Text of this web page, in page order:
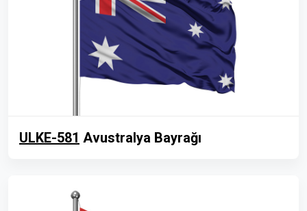
ULKE-581 Avustralya Bayrağı